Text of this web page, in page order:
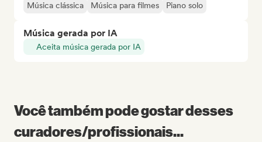
Música clássica Música para filmes Piano solo
Música gerada por IA
Aceita música gerada por IA
Você também pode gostar desses
curadores/profissionais...